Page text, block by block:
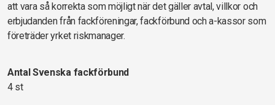
att vara så korrekta som möjligt när det gäller avtal, villkor och
erbjudanden från fackföreningar, fackförbund och a-kassor som
företräder yrket riskmanager.
Antal Svenska fackförbund
4 st